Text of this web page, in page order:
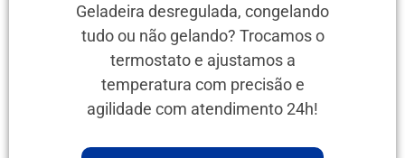
Geladeira desregulada, congelando
tudo ou não gelando? Trocamos o
termostato e ajustamos a
temperatura com precisão e
agilidade com atendimento 24h!